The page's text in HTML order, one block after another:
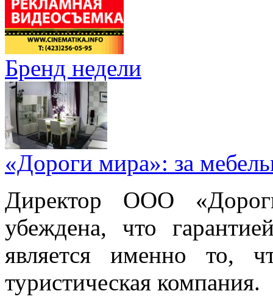
Бренд недели
«Дороги мира»: за
Директор ООО
убеждена, что
является именно то,
туристическая компания.